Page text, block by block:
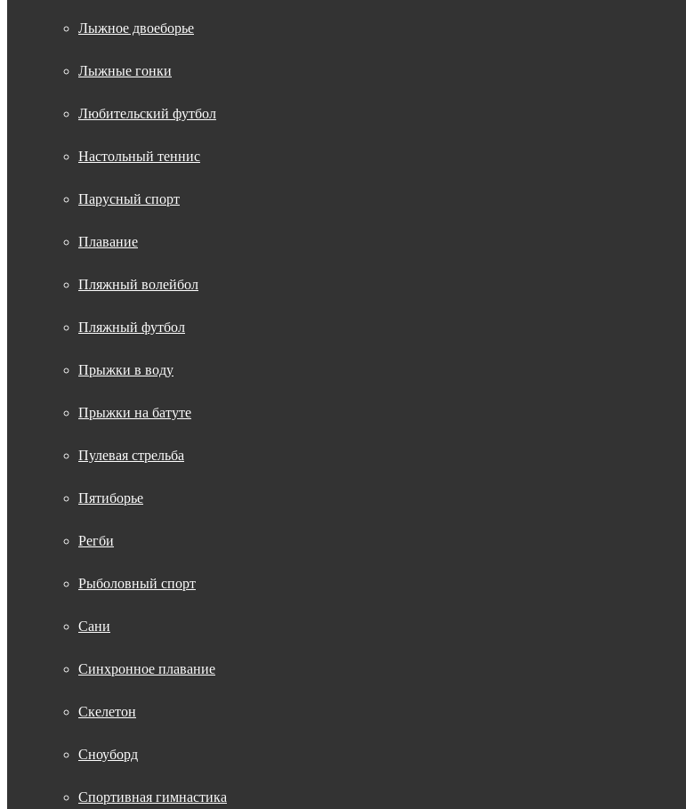
Лыжное двоеборье
Лыжные гонки
Любительский футбол
Настольный теннис
Парусный спорт
Плавание
Пляжный волейбол
Пляжный футбол
Прыжки в воду
Прыжки на батуте
Пулевая стрельба
Пятиборье
Регби
Рыболовный спорт
Сани
Синхронное плавание
Скелетон
Сноуборд
Спортивная гимнастика